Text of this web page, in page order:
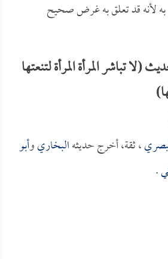
لأنه قد تعلق به غرض صحيح
تباشر المرأة المرأة لتنعتها
، ثقة، أخرج حديثهالبخاريوأبو
.